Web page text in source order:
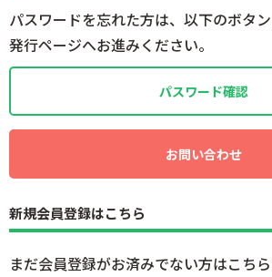
新規会員登録はこちら
まだ会員登録がお済みでない方はこち
パスワードを忘れた方は、以下のボタ
発行ページへお進みください。
パスワード確認
お問い合わせ